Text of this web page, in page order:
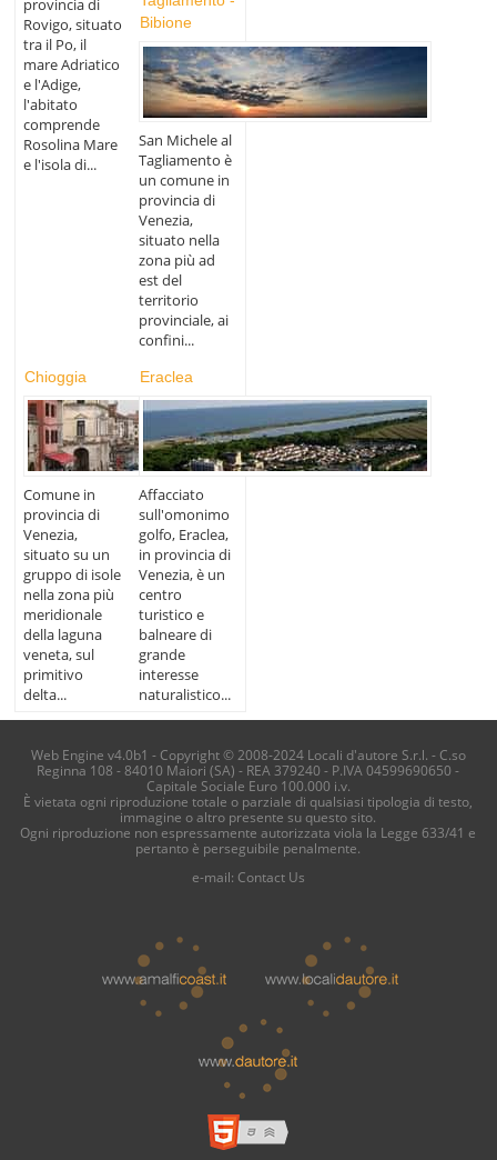
provincia di
Rovigo, situato
tra il Po, il
mare Adriatico
e l'Adige,
l'abitato
comprende
Rosolina Mare
e l'isola di...
Bibione
San Michele al
Tagliamento è
un comune in
provincia di
Venezia,
situato nella
zona più ad
est del
territorio
provinciale, ai
confini...
Chioggia
Comune in
provincia di
Venezia,
situato su un
gruppo di isole
nella zona più
meridionale
della laguna
veneta, sul
primitivo
delta...
Eraclea
Affacciato
sull'omonimo
golfo, Eraclea,
in provincia di
Venezia, è un
centro
turistico e
balneare di
grande
interesse
naturalistico...
Web Engine v4.0b1 - Copyright © 2008-2024 Locali d'autore S.r.l. - C.so
Reginna 108 - 84010 Maiori (SA) - REA 379240 - P.IVA 04599690650 -
Capitale Sociale Euro 100.000 i.v.
È vietata ogni riproduzione totale o parziale di qualsiasi tipologia di testo,
immagine o altro presente su questo sito.
Ogni riproduzione non espressamente autorizzata viola la Legge 633/41 e
pertanto è perseguibile penalmente.
e-mail: Contact Us